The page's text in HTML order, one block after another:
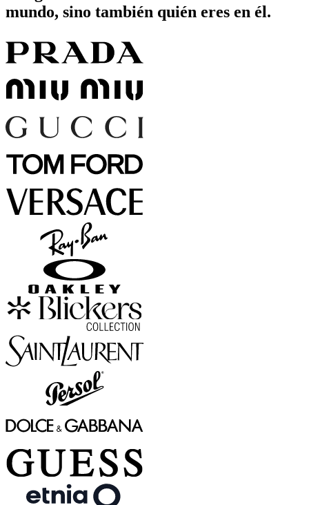
mundo, sino también quién eres en él.